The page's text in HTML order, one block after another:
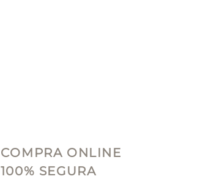
COMPRA ONLINE
100% SEGURA